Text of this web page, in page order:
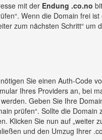
mit der Endung .co.no
Wenn die Domain frei
zum nächsten Schritt“ um
Sie einen Auth-Code
Ihres Providers an, bei
Geben Sie Ihre
prüfen“. Sollte die
Klicken Sie nun auf „weiter
und den Umzug Ihrer